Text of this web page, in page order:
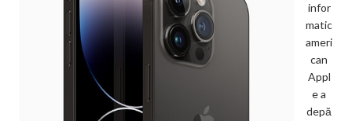
infor
matic
ameri
can
Appl
e a
depă